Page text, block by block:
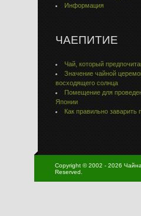
Информация
ЧАЕПИТИЕ
Чай, который
Значение чайной
восходящего солнца
Помещение для
Японии
Как правильно заварить
Copyright © 2002 - 2026
Reserved.